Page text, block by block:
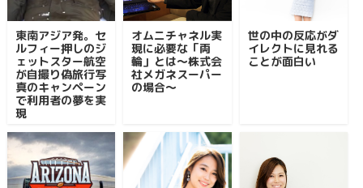
東南アジア発。セ
ルフィー押しのジ
ェットスター航空
が自撮り偽旅行写
真のキャンペーン
で利用者の夢を実
現
オムニチャネル実
現に必要な「両
輪」とは～株式会
社メガネスーパー
の場合～
世の中の反応がダ
イレクトに見れる
ことが面白い